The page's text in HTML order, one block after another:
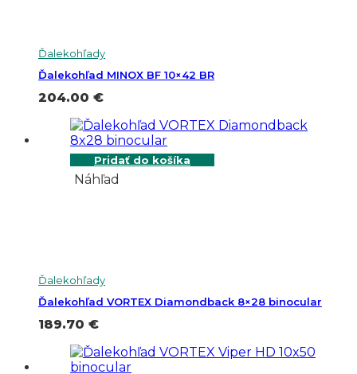
Ďalekohľady
Ďalekohľad MINOX BF 10×42 BR
204.00 €
Pridať do košíka
Náhľad
Ďalekohľady
Ďalekohľad VORTEX Diamondback 8×28 binocular
189.70 €